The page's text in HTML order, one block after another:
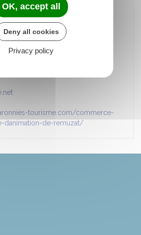
de Rémuzat
de Mars
tourisme.com/commerce-
danimation-de-remuzat/
OK, accept all
Deny all cookies
Privacy policy